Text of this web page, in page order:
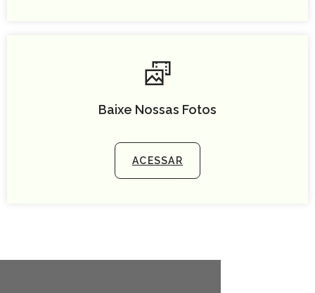
Baixe Nossas Fotos
ACESSAR